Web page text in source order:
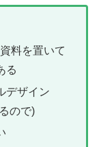
料を置いて
る
デザイン
ので)